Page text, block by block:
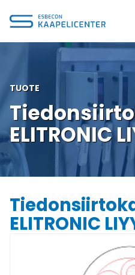
sisältöön
TUOTE
ELITRONIC
ELITRONIC